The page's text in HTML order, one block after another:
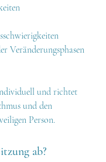
Veränderungsphasen
und richtet
und den
Person.
ab?